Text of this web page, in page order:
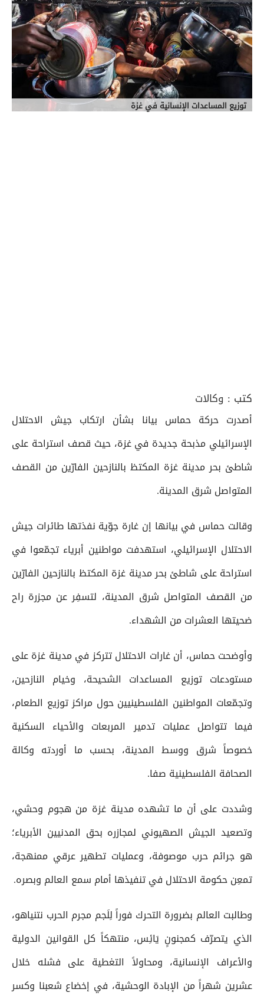
توزيع المساعدات الإنسانية في غزة
كتب : وكالات
أصدرت حركة حماس بيانا بشأن ارتكاب جيش الاحتلال
الإسرائيلي مذبحة جديدة في غزة، حيث قصف استراحة على
شاطئ بحر مدينة غزة المكتظ بالنازحين الفارّين من القصف
المتواصل شرق المدينة.
وقالت حماس في بيانها إن غارة جوّية نفذتها طائرات جيش
الاحتلال الإسرائيلي، استهدفت مواطنين أبرياء تجمّعوا في
استراحة على شاطئ بحر مدينة غزة المكتظ بالنازحين الفارّين
من القصف المتواصل شرق المدينة، لتسفِر عن مجزرة راح
ضحيتها العشرات من الشهداء.
وأوضحت حماس، أن غارات الاحتلال تتركز في مدينة غزة على
مستودعات توزيع المساعدات الشحيحة، وخيام النازحين،
وتجمّعات المواطنين الفلسطينيين حول مراكز توزيع الطعام،
فيما تتواصل عمليات تدمير المربعات والأحياء السكنية
خصوصاً شرق ووسط المدينة، بحسب ما أوردته وكالة
الصحافة الفلسطينية صفا.
وشددت على أن ما تشهده مدينة غزة من هجوم وحشي،
وتصعيد الجيش الصهيوني لمجازره بحق المدنيين الأبرياء؛
هو جرائم حرب موصوفة، وعمليات تطهير عرقي ممنهجة،
تمعِن حكومة الاحتلال في تنفيذها أمام سمع العالم وبصره.
وطالبت العالم بضرورة التحرك فوراً لِلَجم مجرم الحرب نتنياهو،
الذي يتصرّف كمجنونٍ يَائِس، منتهكاً كل القوانين الدولية
والأعراف الإنسانية، ومحاولاً التغطية على فشله خلال
عشرين شهراً من الإبادة الوحشية، في إخضاع شعبنا وكسر